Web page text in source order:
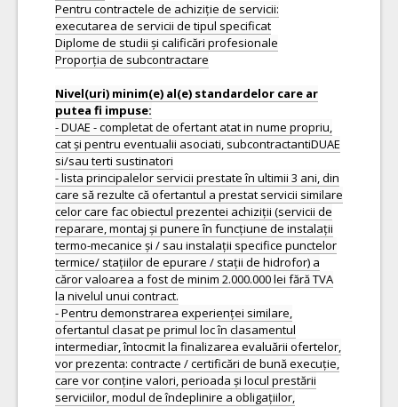
Pentru contractele de achiziție de servicii:
executarea de servicii de tipul specificat
Diplome de studii și calificări profesionale
Proporția de subcontractare
Nivel(uri) minim(e) al(e) standardelor care ar
- DUAE - completat de ofertant atat in nume propriu,
cat și pentru eventualii asociati, subcontractantiDUAE
si/sau terti sustinatori
- lista principalelor servicii prestate în ultimii 3 ani, din
care să rezulte că ofertantul a prestat servicii similare
celor care fac obiectul prezentei achiziții (servicii de
reparare, montaj și punere în funcțiune de instalații
termo-mecanice și / sau instalații specifice punctelor
termice/ stațiilor de epurare / stații de hidrofor) a
căror valoarea a fost de minim 2.000.000 lei fără TVA
la nivelul unui contract.
- Pentru demonstrarea experienței similare,
ofertantul clasat pe primul loc în clasamentul
intermediar, întocmit la finalizarea evaluării ofertelor,
vor prezenta: contracte / certificări de bună execuție,
care vor conține valori, perioada și locul prestării
serviciilor, modul de îndeplinire a obligațiilor,